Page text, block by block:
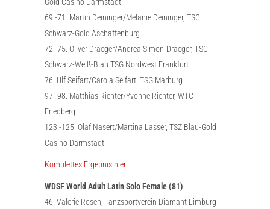
69.-71. Martin Deininger/Melanie Deininger, TSC
Schwarz-Gold Aschaffenburg
72.-75. Oliver Draeger/Andrea Simon-Draeger, TSC
Schwarz-Weiß-Blau TSG Nordwest Frankfurt
76. Ulf Seifart/Carola Seifart, TSG Marburg
97.-98. Matthias Richter/Yvonne Richter, WTC
Friedberg
123.-125. Olaf Nasert/Martina Lasser, TSZ Blau-Gold
Casino Darmstadt
Komplettes Ergebnis hier
WDSF World Adult Latin Solo Female (81)
46. Valerie Rosen, Tanzsportverein Diamant Limburg